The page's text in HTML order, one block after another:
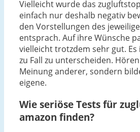
Vielleicht wurde das
einfach nur deshalb negativ
den Vorstellungen des
entsprach. Auf ihre Wünsche
vielleicht trotzdem sehr gut. Es
zu Fall zu unterscheiden.
Meinung anderer, sondern
eigene.
Wie seriöse Tests für
amazon finden?